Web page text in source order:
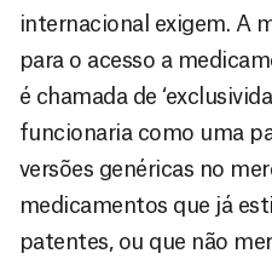
internacional exigem. A
para o acesso a
é chamada de
funcionaria como uma
versões genéricas no
medicamentos que já
patentes, ou que não